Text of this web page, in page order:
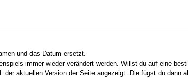
und das Datum ersetzt.
immer wieder verändert werden. Willst du auf eine
aktuellen Version der Seite angezeigt. Die fügst du dann